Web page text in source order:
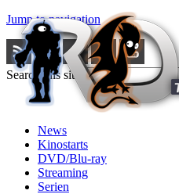
Jump to navigation
Search this site
News
Kinostarts
DVD/Blu-ray
Streaming
Serien